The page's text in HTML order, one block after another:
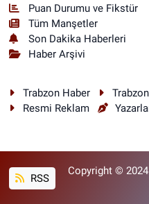
Puan Durumu ve Fikstür
Tüm Manşetler
Son Dakika Haberleri
Haber Arşivi
Trabzon Haber
Resmi Reklam
RSS
Copyright ©